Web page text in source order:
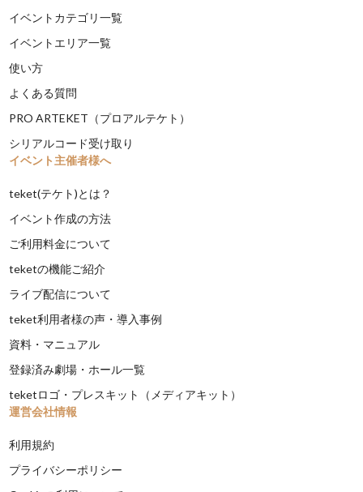
イベントカテゴリ一覧
イベントエリア一覧
使い方
よくある質問
PRO ARTEKET（プロアルテケト）
シリアルコード受け取り
イベント主催者様へ
teket(テケト)とは？
イベント作成の方法
ご利用料金について
teketの機能ご紹介
ライブ配信について
teket利用者様の声・導入事例
資料・マニュアル
登録済み劇場・ホール一覧
teketロゴ・プレスキット（メディアキット）
運営会社情報
利用規約
プライバシーポリシー